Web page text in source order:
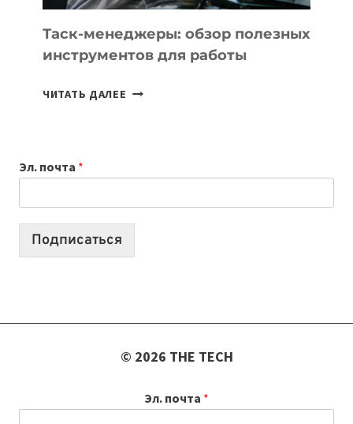
УЖЕ
СЕГОДНЯ
Таск-менеджеры: обзор полезных
инструментов для работы
ЧИТАТЬ ДАЛЕЕ ТАСК-
РАБОТЫ
Эл. почта *
Подписаться
© 2026 THE TECH
Эл. почта *